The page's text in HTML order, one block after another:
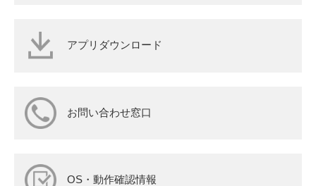
アプリダウンロード
お問い合わせ窓口
OS・動作確認情報